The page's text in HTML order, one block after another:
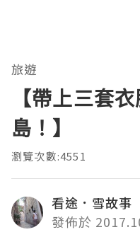
旅遊
【帶上三套
島！】
瀏覽次數:4551
看途．雪故事
發佈於